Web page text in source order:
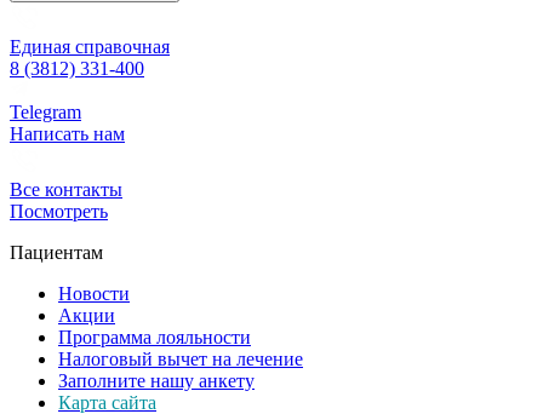
Единая справочная
8 (3812) 331-400
Telegram
Написать нам
Все контакты
Посмотреть
Пациентам
Новости
Акции
Программа лояльности
Налоговый вычет на лечение
Заполните нашу анкету
Карта сайта